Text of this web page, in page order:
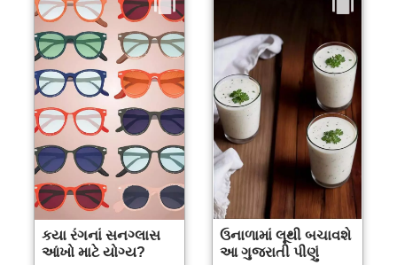
કયા રંગનાં સનગ્લાસ
આંખો માટે યોગ્ય?
ઉનાળામાં લૂથી બચાવશે
આ ગુજરાતી પીણું